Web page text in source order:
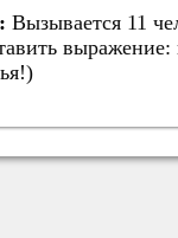
Вызывается 11
выражение: